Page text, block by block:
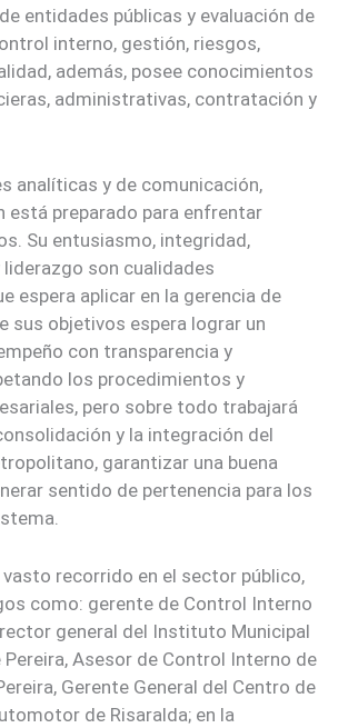
entidades públicas y evaluación de
interno, gestión, riesgos,
además, posee conocimientos
administrativas, contratación y
analíticas y de comunicación,
está preparado para enfrentar
Su entusiasmo, integridad,
son cualidades
espera aplicar en la gerencia de
sus objetivos espera lograr un
con transparencia y
los procedimientos y
pero sobre todo trabajará
y la integración del
garantizar una buena
sentido de pertenencia para los
vasto recorrido en el sector público,
como: gerente de Control Interno
general del Instituto Municipal
Asesor de Control Interno de
Gerente General del Centro de
de Risaralda; en la